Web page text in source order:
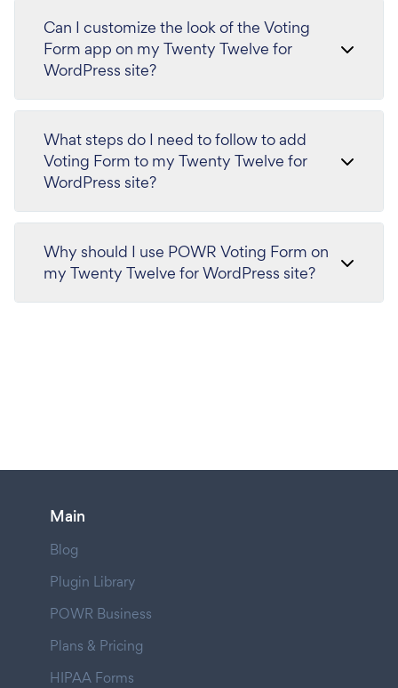
Can I customize the look of the Voting
Form app on my Twenty Twelve for
WordPress site?
What steps do I need to follow to add
Voting Form to my Twenty Twelve for
WordPress site?
Why should I use POWR Voting Form on
my Twenty Twelve for WordPress site?
Main
Blog
Plugin Library
POWR Business
Plans & Pricing
HIPAA Forms